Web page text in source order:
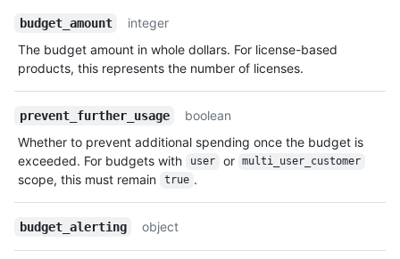
budget_amount
integer
The budget amount in whole dollars. For license-based
products, this represents the number of licenses.
prevent_further_usage
boolean
Whether to prevent additional spending once the budget is
exceeded. For budgets with
user or multi_user_customer
scope, this must remain true .
budget_alerting object